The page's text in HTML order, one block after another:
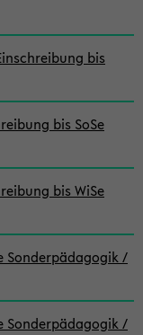
bis
bis SoSe
bis WiSe
Sonderpädagogik /
Sonderpädagogik /